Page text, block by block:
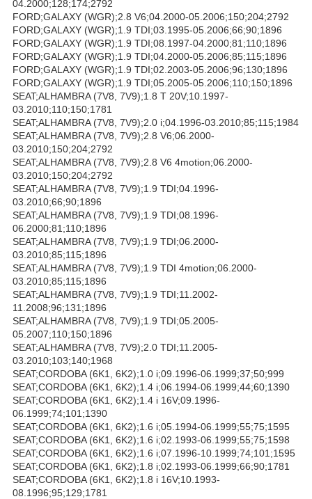
04.2000;128;174;2792
FORD;GALAXY (WGR);2.8 V6;04.2000-05.2006;150;204;2792
FORD;GALAXY (WGR);1.9 TDI;03.1995-05.2006;66;90;1896
FORD;GALAXY (WGR);1.9 TDI;08.1997-04.2000;81;110;1896
FORD;GALAXY (WGR);1.9 TDI;04.2000-05.2006;85;115;1896
FORD;GALAXY (WGR);1.9 TDI;02.2003-05.2006;96;130;1896
FORD;GALAXY (WGR);1.9 TDI;05.2005-05.2006;110;150;1896
SEAT;ALHAMBRA (7V8, 7V9);1.8 T 20V;10.1997-
03.2010;110;150;1781
SEAT;ALHAMBRA (7V8, 7V9);2.0 i;04.1996-03.2010;85;115;1984
SEAT;ALHAMBRA (7V8, 7V9);2.8 V6;06.2000-
03.2010;150;204;2792
SEAT;ALHAMBRA (7V8, 7V9);2.8 V6 4motion;06.2000-
03.2010;150;204;2792
SEAT;ALHAMBRA (7V8, 7V9);1.9 TDI;04.1996-
03.2010;66;90;1896
SEAT;ALHAMBRA (7V8, 7V9);1.9 TDI;08.1996-
06.2000;81;110;1896
SEAT;ALHAMBRA (7V8, 7V9);1.9 TDI;06.2000-
03.2010;85;115;1896
SEAT;ALHAMBRA (7V8, 7V9);1.9 TDI 4motion;06.2000-
03.2010;85;115;1896
SEAT;ALHAMBRA (7V8, 7V9);1.9 TDI;11.2002-
11.2008;96;131;1896
SEAT;ALHAMBRA (7V8, 7V9);1.9 TDI;05.2005-
05.2007;110;150;1896
SEAT;ALHAMBRA (7V8, 7V9);2.0 TDI;11.2005-
03.2010;103;140;1968
SEAT;CORDOBA (6K1, 6K2);1.0 i;09.1996-06.1999;37;50;999
SEAT;CORDOBA (6K1, 6K2);1.4 i;06.1994-06.1999;44;60;1390
SEAT;CORDOBA (6K1, 6K2);1.4 i 16V;09.1996-
06.1999;74;101;1390
SEAT;CORDOBA (6K1, 6K2);1.6 i;05.1994-06.1999;55;75;1595
SEAT;CORDOBA (6K1, 6K2);1.6 i;02.1993-06.1999;55;75;1598
SEAT;CORDOBA (6K1, 6K2);1.6 i;07.1996-10.1999;74;101;1595
SEAT;CORDOBA (6K1, 6K2);1.8 i;02.1993-06.1999;66;90;1781
SEAT;CORDOBA (6K1, 6K2);1.8 i 16V;10.1993-
08.1996;95;129;1781